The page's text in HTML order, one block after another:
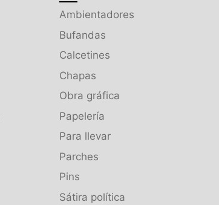
Ambientadores
Bufandas
Calcetines
Chapas
Obra gráfica
Papelería
Para llevar
Parches
Pins
Sátira política